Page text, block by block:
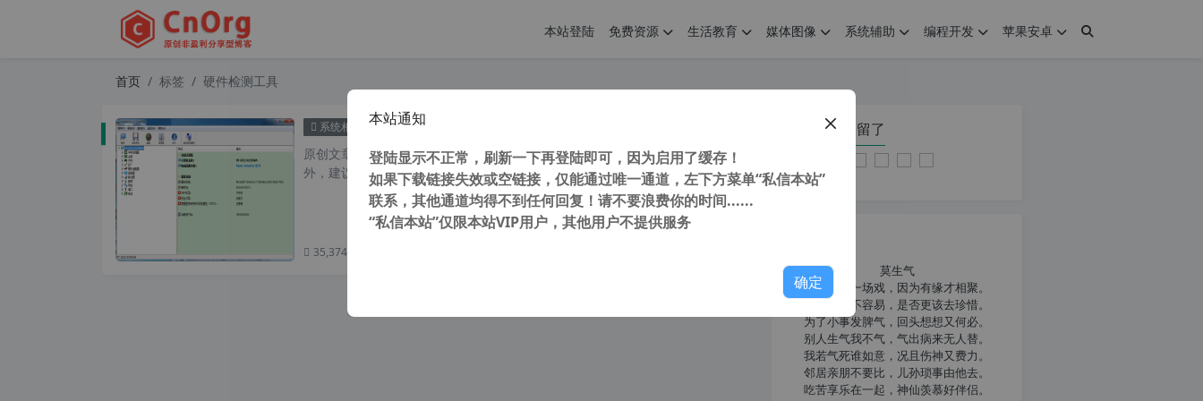
本站登陆 免费资源 生活教育 媒体图像 系统辅助 编程开发 苹果安卓
首页 标签 硬件检测工具
系统相关 全能硬件检测工具 HWiNFO v7.23 汉化中文版 32位+64位
原创文章，转载请注明： 转载自 cnorg.12hp.de 注意： 由于网站空间位于国
外，建议避开晚上的访问高...
35,374 次浏览
您在本页停留了
莫生气
人生就像一场戏，因为有缘才相聚。
相扶到老不容易，是否更该去珍惜。
为了小事发脾气，回头想想又何必。
别人生气我不气，气出病来无人替。
我若气死谁如意，况且伤神又费力。
邻居亲朋不要比，儿孙琐事由他去。
吃苦享乐在一起，神仙羡慕好伴侣。
本站通知
登陆显示不正常，刷新一下再登陆即可，因为启用了缓存！
如果下载链接失效或空链接，仅能通过唯一通道，左下方菜单“私信本站”
联系，其他通道均得不到任何回复！请不要浪费你的时间......
“私信本站”仅限本站VIP用户，其他用户不提供服务
确定